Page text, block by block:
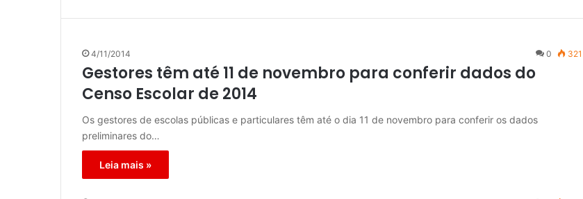
4/11/2014 0 321
Gestores têm até 11 de novembro para conferir dados do
Censo Escolar de 2014
Os gestores de escolas públicas e particulares têm até o dia 11 de novembro para conferir os dados
preliminares do…
Leia mais »